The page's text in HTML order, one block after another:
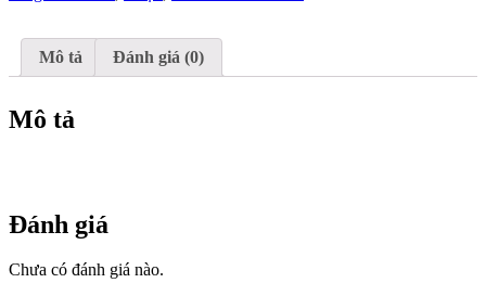
47-
125
ITALY
ngang
Mô tả Đánh giá (0)
Mô tả
Đánh giá
Chưa có đánh giá nào.